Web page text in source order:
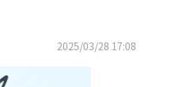
2025/03/28 17:08